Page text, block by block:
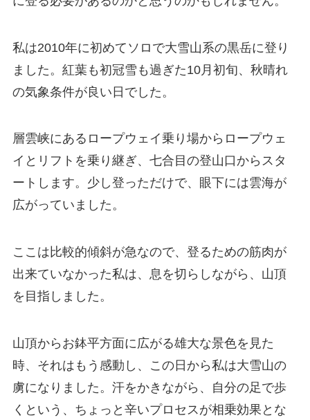
私は2010年に初めてソロで大雪山系の黒岳に登り
ました。紅葉も初冠雪も過ぎた10月初旬、秋晴れ
の気象条件が良い日でした。
層雲峡にあるロープウェイ乗り場からロープウェ
イとリフトを乗り継ぎ、七合目の登山口からスタ
ートします。少し登っただけで、眼下には雲海が
広がっていました。
ここは比較的傾斜が急なので、登るための筋肉が
出来ていなかった私は、息を切らしながら、山頂
を目指しました。
山頂からお鉢平方面に広がる雄大な景色を見た
時、それはもう感動し、この日から私は大雪山の
虜になりました。汗をかきながら、自分の足で歩
くという、ちょっと辛いプロセスが相乗効果とな